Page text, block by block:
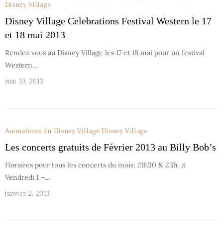
Disney Village
Disney Village Celebrations Festival Western le 17
et 18 mai 2013
Rendez vous au Disney Village les 17 et 18 mai pour un festival
Western…
mai 10, 2013
Animations du Disney Village Disney Village
Les concerts gratuits de Février 2013 au Billy Bob’s
Horaires pour tous les concerts du mois: 21h30 & 23h. ♬
Vendredi 1 –…
janvier 2, 2013